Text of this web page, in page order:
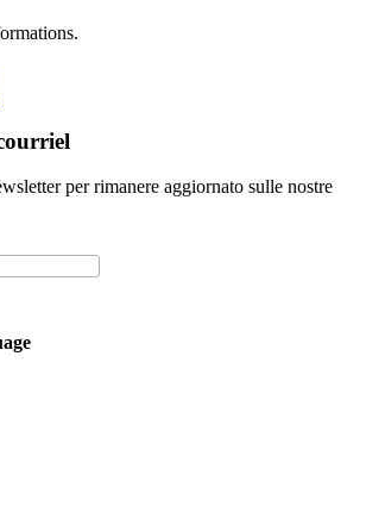
per rimanere aggiornato sulle nostre